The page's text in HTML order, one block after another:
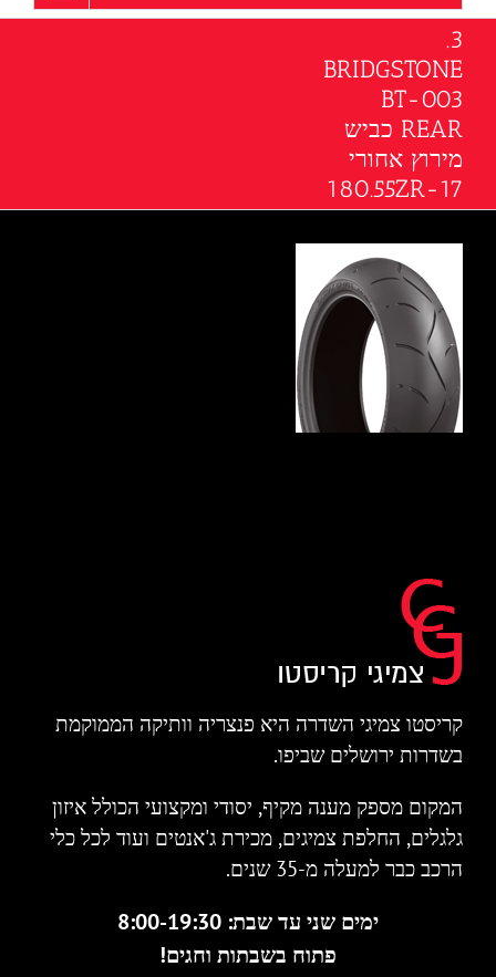
3.
BRIDGSTONE
BT-003
REAR כביש
מירוץ אחורי
180.55ZR-17
קריסטו צמיגי השדרה היא פנצריה וותיקה הממוקמת
בשדרות ירושלים שביפו.
המקום מספק מענה מקיף, יסודי ומקצועי הכולל איזון
גלגלים, החלפת צמיגים, מכירת ג'אנטים ועוד לכל כלי
הרכב כבר למעלה מ-35 שנים.
ימים שני עד שבת: 8:00-19:30
פתוח בשבתות וחגים!